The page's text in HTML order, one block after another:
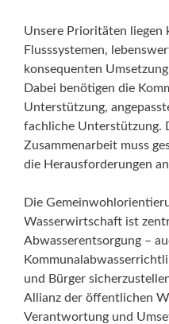
Unsere Prioritäten liegen
Flusssystemen,
konsequenten
Dabei benötigen die
Unterstützung,
fachliche Unterstützung.
Zusammenarbeit muss
die Herausforderungen
Die
Wasserwirtschaft ist
Abwasserentsorgung –
und Bürger
Allianz der öffentlichen
Verantwortung und